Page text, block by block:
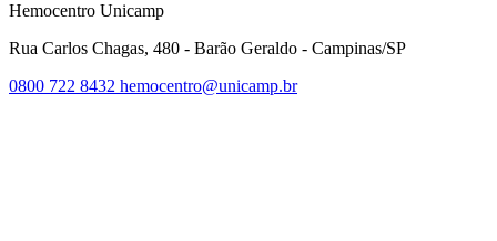
Hemocentro Unicamp
Rua Carlos Chagas, 480 - Barão Geraldo - Campinas/SP
0800 722 8432 hemocentro@unicamp.br